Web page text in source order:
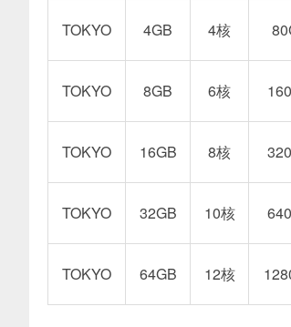
TOKYO 4GB 4核
TOKYO 8GB 6核
TOKYO 16GB 8核
TOKYO 32GB 10核
TOKYO 64GB 12核